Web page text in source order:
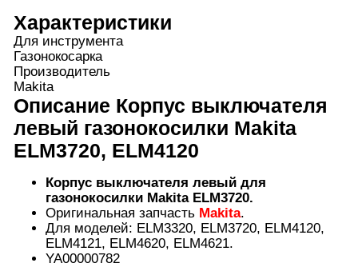
Характеристики
Для инструмента
Газонокосарка
Производитель
Makita
Описание Корпус выключателя
левый газонокосилки Makita
ELM3720, ELM4120
Корпус выключателя левый для
газонокосилки Makita ELM3720.
Оригинальная запчасть Makita.
Для моделей: ELM3320, ELM3720, ELM4120,
ELM4121, ELM4620, ELM4621.
YA00000782